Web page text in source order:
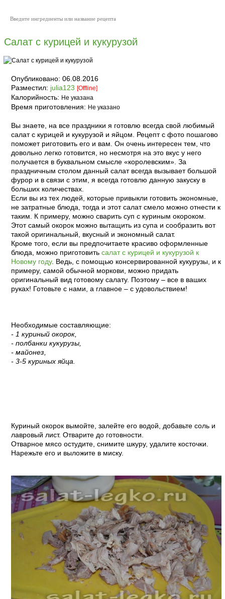
Салат с курицей и кукурузой
Опубликовано: 06.08.2016
Разместил: julia123 [Offline]
Калорийность: Не указана
Время приготовления: Не указано
Вы знаете, на все праздники я готовлю всегда свой любимый
салат с курицей и кукурузой и яйцом. Рецепт с фото пошагово
поможет риготовить его и вам. Он очень интересен тем, что
довольно легко готовится, но несмотря на это вкус у него
получается в буквальном смысле «королевским». За
праздничным столом данный салат всегда вызывает большой
фурор и в связи с этим, я всегда готовлю данную закуску в
больших количествах.
Если вы из тех людей, которые привыкли готовить экономные,
не затратные блюда, тогда и этот салат смело можно отнести к
таким. К примеру, можно сварить суп с куриным окороком.
Этот самый окорок можно вытащить из супа и сообразить вот
такой оригинальный, вкусный и экономный салат.
Кроме того, если вы предпочитаете красиво оформленные
блюда, можно приготовить салат с курицей и кукурузой к
Новому году. Ведь, с помощью консервированной кукурузы, и к
примеру, самой обычной моркови, можно придать
оригинальный вид готовому салату. Поэтому – все в ваших
руках! Готовьте с нами, а главное – с удовольствием!
Необходимые составляющие:
- 1 куриный окорок,
- полбанки кукурузы,
- майонез,
- 3-5 куриных яйца.
Куриный окорок вымойте, залейте его водой, добавьте соль и
лавровый лист. Отварите до готовности.
Отварное мясо остудите, снимите шкуру, удалите косточки.
Нарежьте его и выложите в миску.